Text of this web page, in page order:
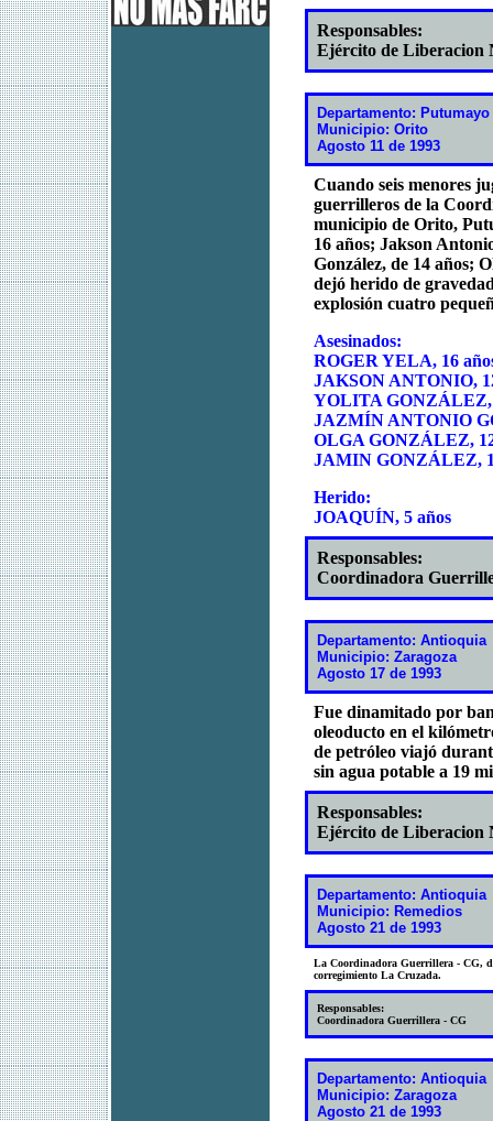
Responsables:
Ejército de Liberacion
Departamento: Putumayo
Municipio: Orito
Agosto 11 de 1993
Cuando seis menores
guerrilleros de la
municipio de Orito,
16 años; Jakson
González, de 14 años;
dejó herido de
explosión cuatro
Asesinados:
ROGER YELA, 16
JAKSON ANTONIO,
YOLITA GONZÁLEZ,
JAZMÍN ANTONIO
OLGA GONZÁLEZ,
JAMIN GONZÁLEZ,
Herido:
JOAQUÍN, 5 años
Responsables:
Coordinadora
Departamento: Antioquia
Municipio: Zaragoza
Agosto 17 de 1993
Fue dinamitado por
oleoducto en el
de petróleo viajó
sin agua potable a 19
Responsables:
Ejército de Liberacion
Departamento: Antioquia
Municipio: Remedios
Agosto 21 de 1993
La Coordinadora Guerrillera - CG,
corregimiento La Cruzada.
Responsables:
Coordinadora Guerrillera - CG
Departamento: Antioquia
Municipio: Zaragoza
Agosto 21 de 1993